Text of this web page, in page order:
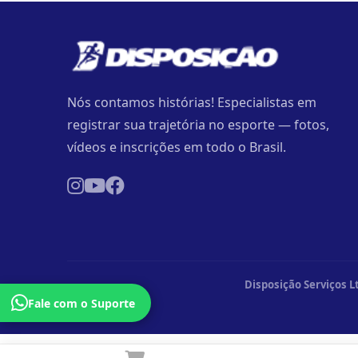
Nós contamos histórias! Especialistas em
registrar sua trajetória no esporte — fotos,
vídeos e inscrições em todo o Brasil.
Disposição Serviços
Fale com o Suporte